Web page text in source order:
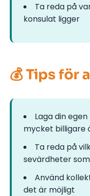
Ta reda på
konsulat ligger
💰 Tips för
Laga din
mycket billigare
Ta reda på
sevärdheter
Använd
det är möjligt